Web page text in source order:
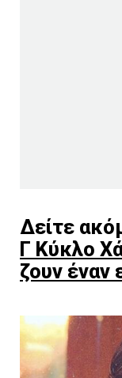
Δείτε
Γ Κύκλο
ζουν έναν